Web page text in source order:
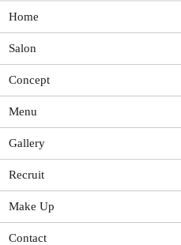
Home
Salon
Concept
Menu
Gallery
Recruit
Make Up
Contact